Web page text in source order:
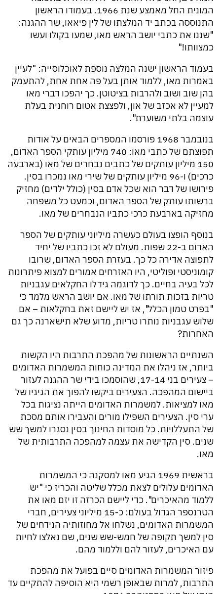
המונית החל מאמצע שנת 1966. בעמודו הראשון
התנוססה בכתב יד המלצתו של לין פיאאו, שר ההגנה:
"שננו את כתבי יושב הראש מאו, שמעו בקולו ועשו
כמצוותו!"
בעמוד הראשון ישנה המלצה נוספת לאוכלוסייה: "לעיין
באמרות מאו, ללמוד אותן בעל פה אחת אחת, להתעמק
בהן שוב ושוב ולהרבות בציטוטן. כך יהפכו דברי מאו
למעיין לא אכזב של און, ולפצצת אטום רוחנית בעלת
עוצמה בלתי משוערת".
בנובמבר 1968 פורסמו המספרים הבאים על אודות
תפוצתם של כתבי מאו: 740 מיליון עותקי הספר האדום,
150 מיליון עותקים של כתבים נבחרים של מאו (בארבעה
כרכים) ו-96 מיליון עותקים של שירי מאו נמכרו בסין.
פירושו של דבר הוא שכל אדם בסין (כולל ילדים) מחזיק
ברשותו עותק של הספר האדום, וכמעט כל משפחה
מחזיקה בארבעת כרכי כתביו הנבחרים של מאו.
בנוסף הופצו בעולם כעשרה מיליוני עותקים של הספר
האדום ב-22 שפות. מעולם לא זכו כתביו של יחיד
לתפוצה אדירה כל כך. בעזרת הספר האדום, שרובו
קומוניסטי ופוליטי, היו האזרחים אמורים למצוא פיתרונות
לכל בעיה בחיים. כך לדוגמה גידלו החקלאים עגבניות
טריות בזכות תורתו של מאו. אם יושב הראש מלמד כי
"בפרט טמון הכלל", אז יש ליישם זאת בחקלאות – אם
שלוש עגבניות נותרו טריות, מדוע שלא תישארנה כך גם
האחרות?
השנתיים הראשונות של מהפכת התרבות היו הקשות
ביותר, אז ניהלו את המדינה כוחות המשמרות האדומים
– צעירים בני 17-14, שהוסמכו בידי שר ההגנה לעזור
ביישום המהפכה. הצעירים ביקשו להפוך את הגיגיו של
מאו למציאות. למשמרות האדומים הייתה נציגות בכל
ערי סין. הצעירים השפילו מורים והעבירו אותם מסכת
של התעללויות. כל מוסדות החינוך בסין נסגרו למשך שש
שנים. סין הקדישה את עצמה למהפכה התרבותית של
מאו.
בראשית 1969 הגיע מאו למסקנה כי המשמרות
האדומים עלולים לצאת מכלל שליטה והכריז כי "יש
ללמוד מהאיכרים". כדי ליישם הכרזה זו יזם מאו את
הטרנספר הגדול בעולם: כ-15 מיליוני צעירים, חברי
המשמרות האדומים, נשלחו אל מחוזותיה הנידחים של
סין למשך תקופה של חמש-שש שנים, שם נאלצו לחיות
עם האיכרים, לעזור להם וללמוד מהם.
פיזור המשמרות האדומים סיים בפועל את מהפכת
התרבות, למרות שבאופן רשמי היא הוסיפה להתקיים עד